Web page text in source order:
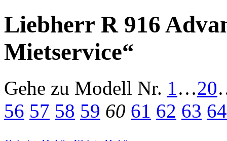
Liebherr R 916
Mietservice“
Gehe zu Modell Nr. 1…20
56 57 58 59 60 61 62 63 64